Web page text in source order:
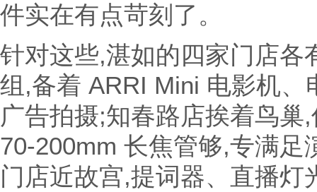
件实在有点苛刻了。
针对这些,湛如的四家门店各
组,备着 ARRI Mini 电影机
广告拍摄;知春路店挨着鸟巢
70-200mm 长焦管够,专满
门店近故宫,提词器、直播